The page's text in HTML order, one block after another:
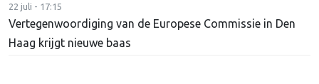
22 juli - 17:15
Vertegenwoordiging van de Europese Commissie in Den
Haag krijgt nieuwe baas